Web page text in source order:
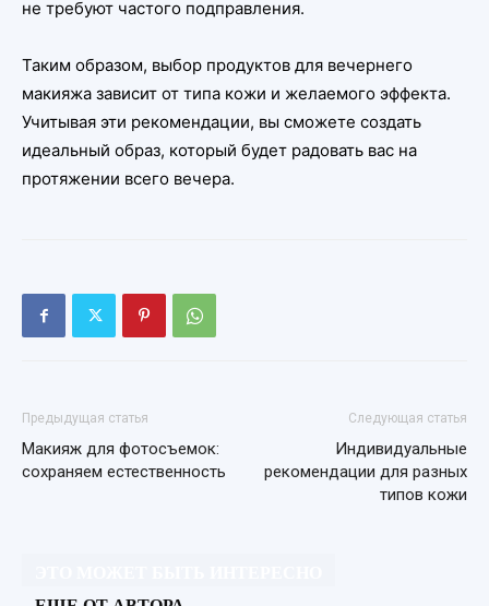
не требуют частого подправления.
Таким образом, выбор продуктов для вечернего
макияжа зависит от типа кожи и желаемого эффекта.
Учитывая эти рекомендации, вы сможете создать
идеальный образ, который будет радовать вас на
протяжении всего вечера.
Предыдущая статья
Макияж для фотосъемок:
сохраняем естественность
Следующая статья
Индивидуальные
рекомендации для разных
типов кожи